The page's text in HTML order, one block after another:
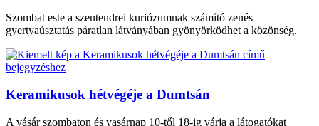
Szombat este a szentendrei kuriózumnak számító zenés
gyertyaúsztatás páratlan látványában gyönyörködhet a közönség.
Keramikusok hétvégéje a Dumtsán
A vásár szombaton és vasárnap 10-től 18-ig várja a látogatókat